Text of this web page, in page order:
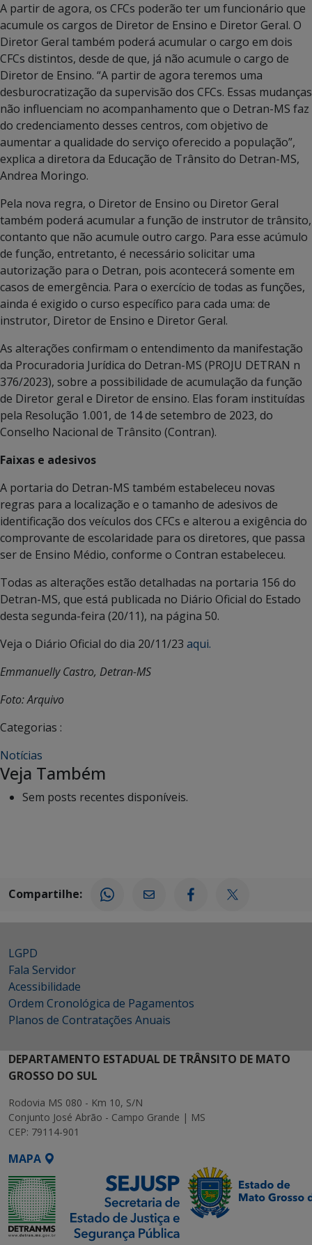
A partir de agora, os CFCs poderão ter um funcionário que
acumule os cargos de Diretor de Ensino e Diretor Geral. O
Diretor Geral também poderá acumular o cargo em dois
CFCs distintos, desde de que, já não acumule o cargo de
Diretor de Ensino. “A partir de agora teremos uma
desburocratização da supervisão dos CFCs. Essas mudanças
não influenciam no acompanhamento que o Detran-MS faz
do credenciamento desses centros, com objetivo de
aumentar a qualidade do serviço oferecido a população”,
explica a diretora da Educação de Trânsito do Detran-MS,
Andrea Moringo.
Pela nova regra, o Diretor de Ensino ou Diretor Geral
também poderá acumular a função de instrutor de trânsito,
contanto que não acumule outro cargo. Para esse acúmulo
de função, entretanto, é necessário solicitar uma
autorização para o Detran, pois acontecerá somente em
casos de emergência. Para o exercício de todas as funções,
ainda é exigido o curso específico para cada uma: de
instrutor, Diretor de Ensino e Diretor Geral.
As alterações confirmam o entendimento da manifestação
da Procuradoria Jurídica do Detran-MS (PROJU DETRAN n
376/2023), sobre a possibilidade de acumulação da função
de Diretor geral e Diretor de ensino. Elas foram instituídas
pela Resolução 1.001, de 14 de setembro de 2023, do
Conselho Nacional de Trânsito (Contran).
Faixas e adesivos
A portaria do Detran-MS também estabeleceu novas
regras para a localização e o tamanho de adesivos de
identificação dos veículos dos CFCs e alterou a exigência do
comprovante de escolaridade para os diretores, que passa
ser de Ensino Médio, conforme o Contran estabeleceu.
Todas as alterações estão detalhadas na portaria 156 do
Detran-MS, que está publicada no Diário Oficial do Estado
desta segunda-feira (20/11), na página 50.
Veja o Diário Oficial do dia 20/11/23 aqui.
Emmanuelly Castro, Detran-MS
Foto: Arquivo
Categorias :
Notícias
Veja Também
Sem posts recentes disponíveis.
Compartilhe:
LGPD
Fala Servidor
Acessibilidade
Ordem Cronológica de Pagamentos
Planos de Contratações Anuais
DEPARTAMENTO ESTADUAL DE TRÂNSITO DE MATO
GROSSO DO SUL
Rodovia MS 080 - Km 10, S/N
Conjunto José Abrão - Campo Grande | MS
CEP: 79114-901
MAPA